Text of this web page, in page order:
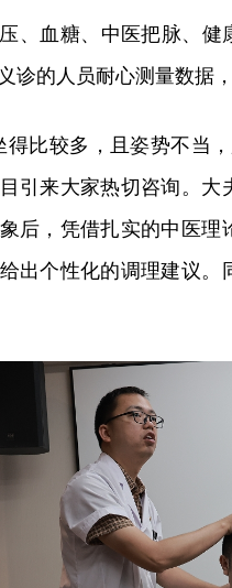
、血糖、中医把脉、健
诊的人员耐心测量数据
得比较多，且姿势不当
引来大家热切咨询。
后，凭借扎实的中医
出个性化的调理建议